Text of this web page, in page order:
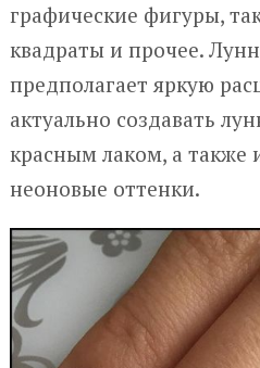
графические фигуры,
квадраты и прочее.
предполагает яркую
актуально создавать
красным лаком, а также
неоновые оттенки.